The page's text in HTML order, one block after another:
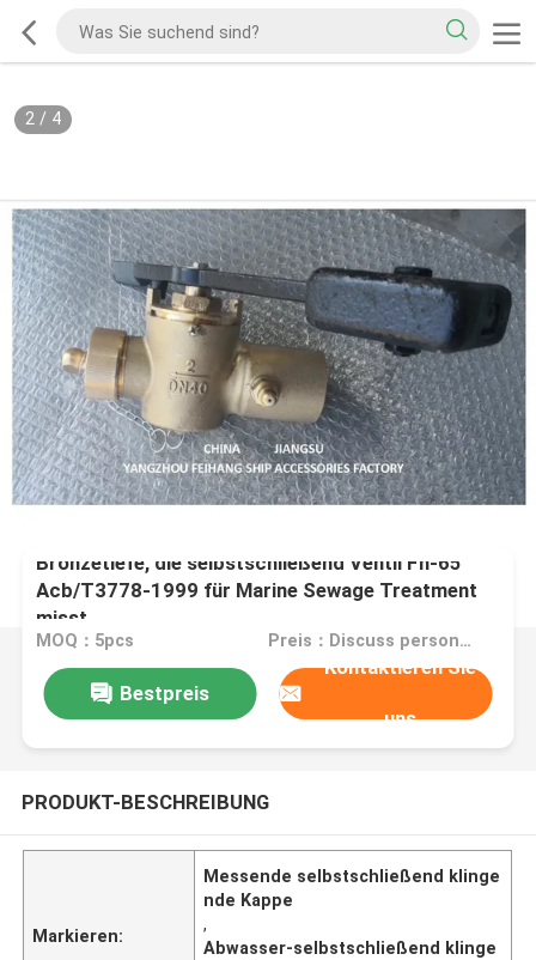
2/ 4
Bronzetiefe, die selbstschließend Ventil Fh-65
Acb/T3778-1999 für Marine Sewage Treatment
misst
MOQ：5pcs Preis：Discuss personally
Bestpreis
Kontaktieren Sie
uns
PRODUKT-BESCHREIBUNG
Markieren:
Messende selbstschließend klinge
nde Kappe
,
Abwasser-selbstschließend klinge